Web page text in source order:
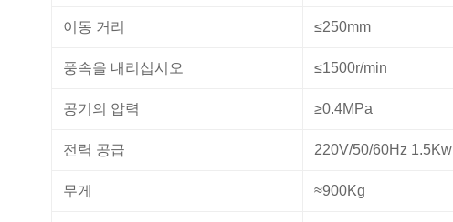
이동 거리 ≤250mm
풍속을 내리십시오 ≤1500r/min
공기의 압력 ≥0.4MPa
전력 공급 220V/50/60Hz 1.5Kw
무게 ≈900Kg